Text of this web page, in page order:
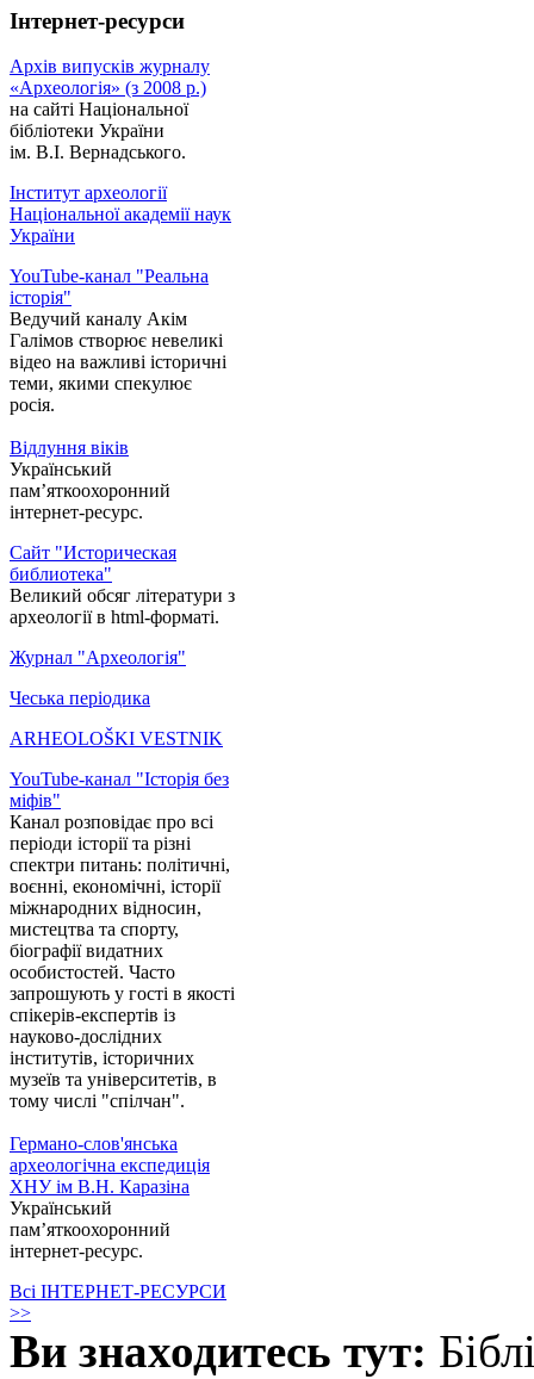
Інтернет-ресурси
Архів випусків журналу
«Археологія» (з 2008 р.)
на сайті Національної
бібліотеки України
ім. В.І. Вернадського.
Інститут археології
Національної академії наук
України
YouTube-канал "Реальна
історія"
Ведучий каналу Акім
Галімов створює невеликі
відео на важливі історичні
теми, якими спекулює
росія.
Відлуння віків
Український
пам’яткоохоронний
інтернет-ресурс.
Сайт "Историческая
библиотека"
Великий обсяг літератури з
археології в html-форматі.
Журнал "Археологія"
Чеська періодика
ARHEOLOŠKI VESTNIK
YouTube-канал "Історія без
міфів"
Канал розповідає про всі
періоди історії та різні
спектри питань: політичні,
воєнні, економічні, історії
міжнародних відносин,
мистецтва та спорту,
біографії видатних
особистостей. Часто
запрошують у гості в якості
спікерів-експертів із
науково-дослідних
інститутів, історичних
музеїв та університетів, в
тому числі "спілчан".
Германо-слов'янська
археологічна експедиція
ХНУ ім В.Н. Каразіна
Український
пам’яткоохоронний
інтернет-ресурс.
Всі ІНТЕРНЕТ-РЕСУРСИ
>>
Ви знаходитесь тут: